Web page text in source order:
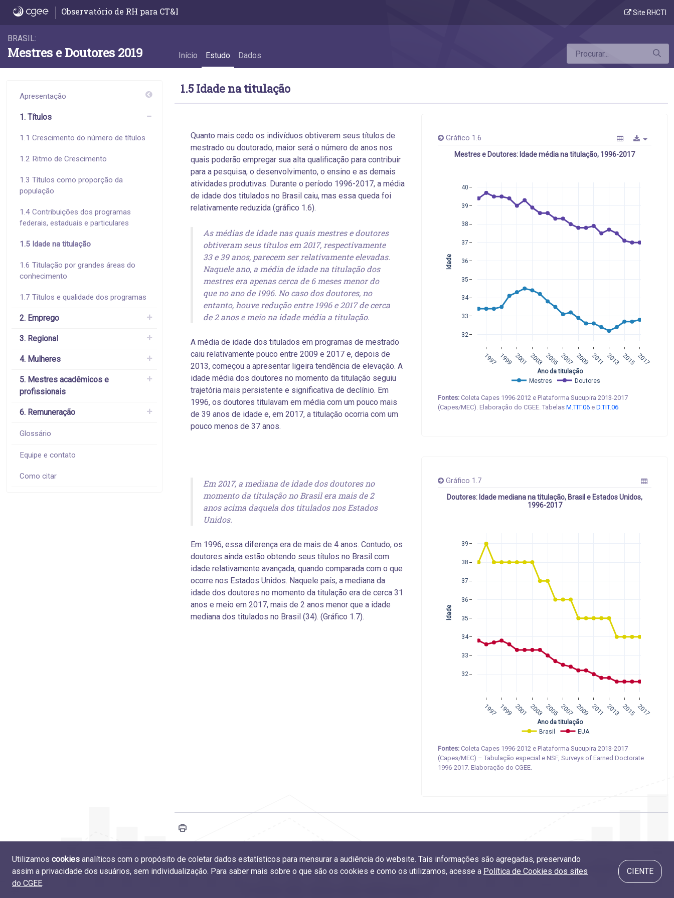
1.5 Idade na titulação - 1.5 Idade na titulação
Observatório de RH para CT&I Site RHCTI
BRASIL:
Mestres e Doutores 2019 Início Estudo Dados
Apresentação
1. Títulos
1.1 Crescimento do número de títulos
1.2 Ritmo de Crescimento
1.3 Títulos como proporção da
população
1.4 Contribuições dos programas
federais, estaduais e particulares
1.5 Idade na titulação
1.6 Titulação por grandes áreas do
conhecimento
1.7 Títulos e qualidade dos programas
2. Emprego
3. Regional
4. Mulheres
5. Mestres acadêmicos e
profissionais
6. Remuneração
Glossário
Equipe e contato
Como citar
1.5 Idade na titulação
Quanto mais cedo os indivíduos obtiverem seus títulos de
mestrado ou doutorado, maior será o número de anos nos
quais poderão empregar sua alta qualificação para contribuir
para a pesquisa, o desenvolvimento, o ensino e as demais
atividades produtivas. Durante o período 1996-2017, a média
de idade dos titulados no Brasil caiu, mas essa queda foi
relativamente reduzida (gráfico 1.6).
As médias de idade nas quais mestres e doutores
obtiveram seus títulos em 2017, respectivamente
33 e 39 anos, parecem ser relativamente elevadas.
Naquele ano, a média de idade na titulação dos
mestres era apenas cerca de 6 meses menor do
que no ano de 1996. No caso dos doutores, no
entanto, houve redução entre 1996 e 2017 de cerca
de 2 anos e meio na idade média a titulação.
A média de idade dos titulados em programas de mestrado
caiu relativamente pouco entre 2009 e 2017 e, depois de
2013, começou a apresentar ligeira tendência de elevação. A
idade média dos doutores no momento da titulação seguiu
trajetória mais persistente e significativa de declínio. Em
1996, os doutores titulavam em média com um pouco mais
de 39 anos de idade e, em 2017, a titulação ocorria com um
pouco menos de 37 anos.
Gráfico 1.6
Mestres e Doutores: Idade média na titulação, 1996-2017
1997 1999 2001 2003 200520072009 2011 2013 20152017
32
33
34
35
36
37
38
39
40
Mestres Doutores
Ano da titulação
Idade
Fontes: Coleta Capes 1996-2012 e Plataforma Sucupira 2013-2017
(Capes/MEC). Elaboração do CGEE. Tabelas M.TIT.06 e D.TIT.06
Em 2017, a mediana de idade dos doutores no
momento da titulação no Brasil era mais de 2
anos acima daquela dos titulados nos Estados
Unidos.
Em 1996, essa diferença era de mais de 4 anos. Contudo, os
doutores ainda estão obtendo seus títulos no Brasil com
idade relativamente avançada, quando comparada com o que
ocorre nos Estados Unidos. Naquele país, a mediana da
idade dos doutores no momento da titulação era de cerca 31
anos e meio em 2017, mais de 2 anos menor que a idade
mediana dos titulados no Brasil (34). (Gráfico 1.7).
Gráfico 1.7
Doutores: Idade mediana na titulação, Brasil e Estados Unidos,
1996-2017
1997 1999 2001 2003 200520072009 2011 2013 20152017
32
33
34
35
36
37
38
39
Brasil EUA
Ano da titulação
Idade
Fontes: Coleta Capes 1996-2012 e Plataforma Sucupira 2013-2017
(Capes/MEC) – Tabulação especial e NSF, Surveys of Earned Doctorate
1996-2017. Elaboração do CGEE.
1.4 Contribuições dos programas federais, estaduais e particulares 1.6 Titulação por grandes áreas do conhecimento
Utilizamos cookies analíticos com o propósito de coletar dados estatísticos para mensurar a audiência do website. Tais informações são agregadas, preservando
assim a privacidade dos usuários, sem individualização. Para saber mais sobre o que são os cookies e como os utilizamos, acesse a Política de Cookies dos sites
do CGEE.
CIENTE